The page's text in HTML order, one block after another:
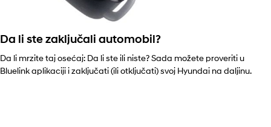
Da li ste zaključali automobil?
Da li mrzite taj osećaj: Da li ste ili niste? Sada možete proveriti u
Bluelink aplikaciji i zaključati (ili otključati) svoj Hyundai na daljinu.